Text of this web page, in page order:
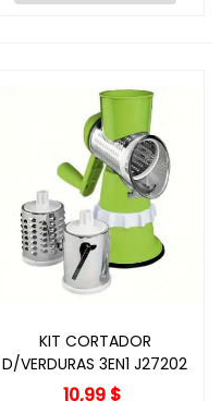
KIT CORTADOR
D/VERDURAS 3EN1 J27202
10,99 $